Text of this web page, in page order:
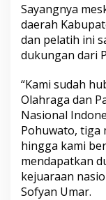
Sayangnya
daerah
dan pelatih ini
dukungan dari
“Kami sudah
Olahraga dan
Nasional
Pohuwato, tiga
hingga kami
mendapatkan
kejuaraan
Sofyan Umar.